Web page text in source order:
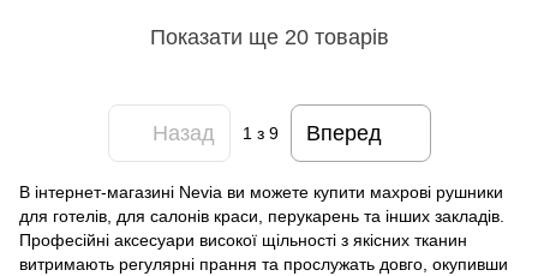
Показати ще 20 товарів
Назад 1з 9 Вперед
В інтернет-магазині Nevia ви можете купити махрові рушники
для готелів, для салонів краси, перукарень та інших закладів.
Професійні аксесуари високої щільності з якісних тканин
витримають регулярні прання та прослужать довго, окупивши